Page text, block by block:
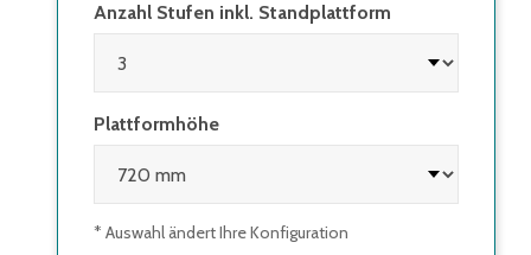
Anzahl Stufen inkl. Standplattform
Plattformhöhe
* Auswahl ändert Ihre Konfiguration